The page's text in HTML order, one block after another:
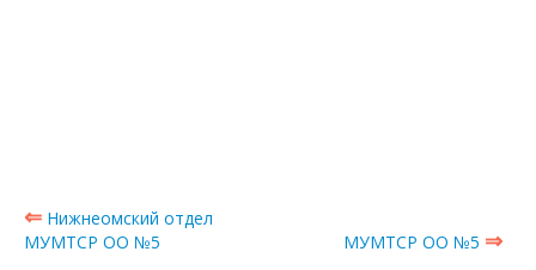
⇐ Нижнеомский отдел
МУМТСР ОО №5
МУМТСР ОО №5 ⇒